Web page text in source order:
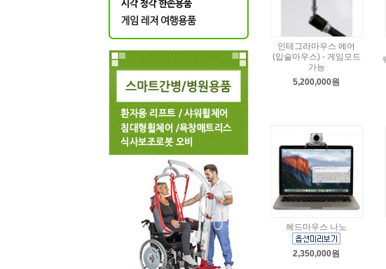
인테그라마우스 에어
(입술마우스) - 게임모드
가능
5,200,000원
헤드마우스 나노
2,350,000원